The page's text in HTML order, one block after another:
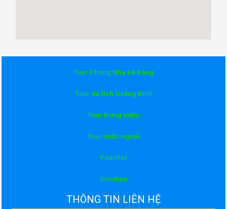
Tour Phong Nha Kẻ Bàng
Tour du lịch Quảng Bình
Tour trong nước
Tour nước ngoài
Voucher
Comboo
THÔNG TIN LIÊN HỆ